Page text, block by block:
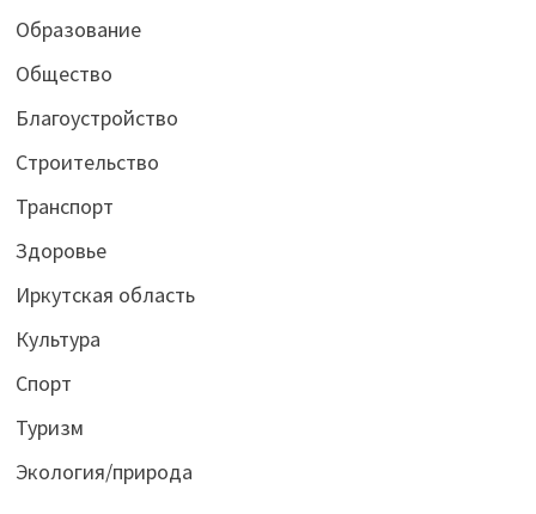
Образование
Общество
Благоустройство
Строительство
Транспорт
Здоровье
Иркутская область
Культура
Спорт
Туризм
Экология/природа